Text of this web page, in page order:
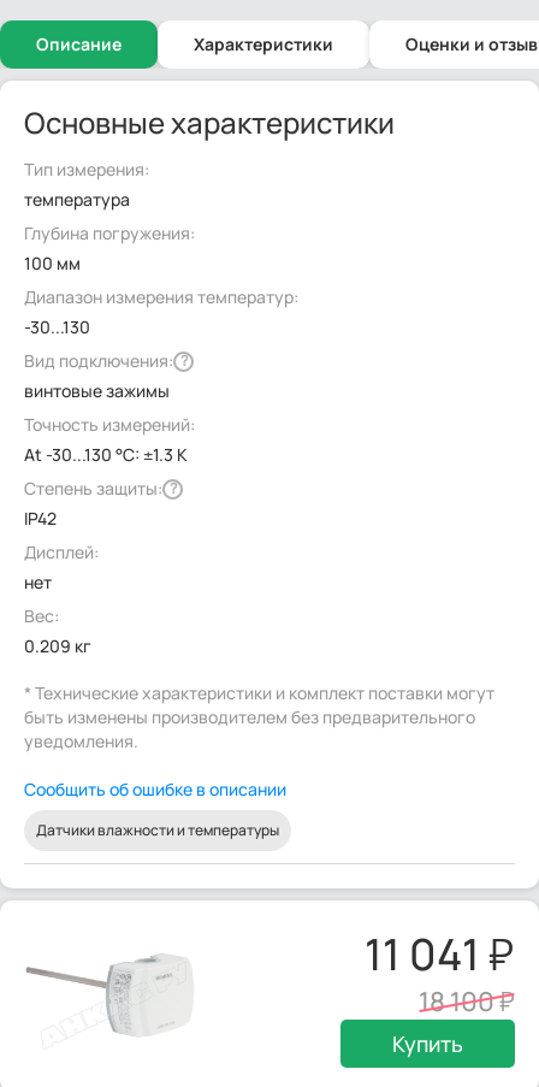
Описание Характеристики Оценки и
Основные характеристики
Тип измерения:
температура
Глубина погружения:
100 мм
Диапазон измерения температур:
-30...130
Вид подключения: ?
винтовые зажимы
Точность измерений:
At -30...130 °C: ±1.3 K
Степень защиты: ?
IP42
Дисплей:
нет
Вес:
0.209 кг
* Технические характеристики и комплект поставки могут
быть изменены производителем без предварительного
уведомления.
Сообщить об ошибке в описании
Датчики влажности и температуры
11 041
18 100
Купить